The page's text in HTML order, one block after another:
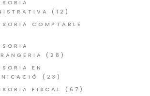
(12)
COMPTABLE
(28)
EN
(23)
FISCAL
(67)